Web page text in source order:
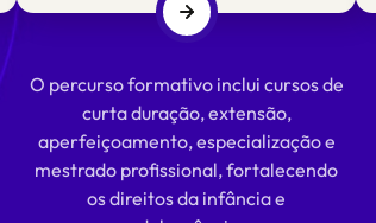
O percurso formativo inclui cursos de
curta duração, extensão,
aperfeiçoamento, especialização e
mestrado profissional, fortalecendo
os direitos da infância e